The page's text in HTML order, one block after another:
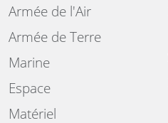
Armée de l'Air
Armée de Terre
Marine
Espace
Matériel